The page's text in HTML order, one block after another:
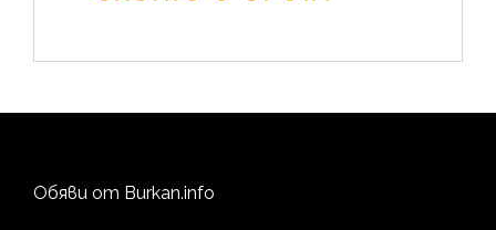
Обяви от Burkan.info